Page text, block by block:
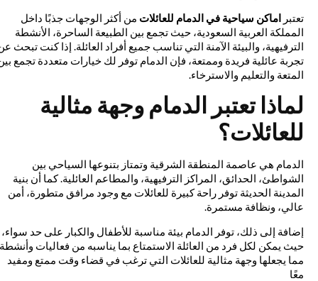
تعتبراماكن سياحية في الدمام للعائلاتمن أكثر الوجهات جذبًا داخل
المملكة العربية السعودية، حيث تجمع بين الطبيعة الساحرة، الأنشطة
الترفيهية، والبيئة الآمنة التي تناسب جميع أفراد العائلة. إذا كنت تبحث عن
تجربة عائلية فريدة وممتعة، فإن الدمام توفر لك خيارات متعددة تجمع بين
المتعة والتعليم والاسترخاء.
لماذا تعتبر الدمام وجهة مثالية
للعائلات؟
الدمام هي عاصمة المنطقة الشرقية وتمتاز بتنوعها السياحي بين
الشواطئ، الحدائق، المراكز الترفيهية، والمطاعم العائلية. كما أن بنية
المدينة الحديثة توفر راحة كبيرة للعائلات مع وجود مرافق متطورة، أمن
عالي، ونظافة مستمرة.
إضافة إلى ذلك، توفر الدمام بيئة مناسبة للأطفال والكبار على حد سواء،
حيث يمكن لكل فرد من العائلة الاستمتاع بما يناسبه من فعاليات وأنشطة،
مما يجعلها وجهة مثالية للعائلات التي ترغب في قضاء وقت ممتع ومفيد
معًا